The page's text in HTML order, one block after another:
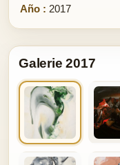
Año : 2017
Galerie 2017